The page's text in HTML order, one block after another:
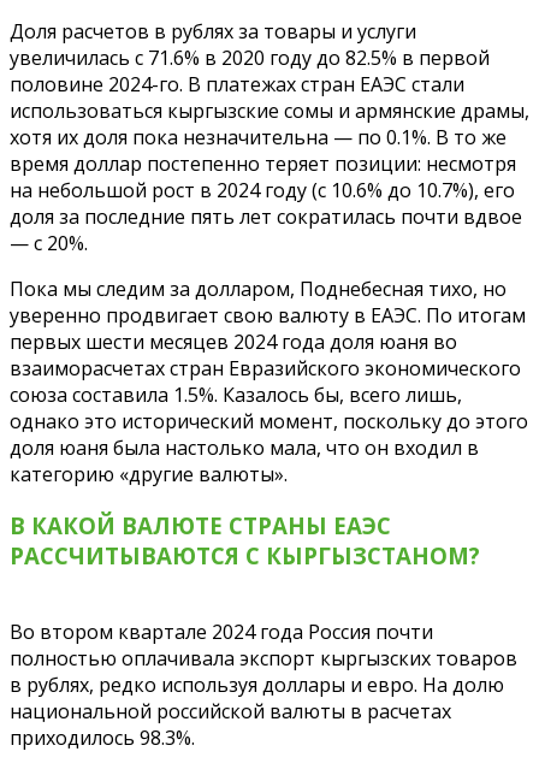
Доля расчетов в рублях за товары и услуги
увеличилась с 71.6% в 2020 году до 82.5% в первой
половине 2024-го. В платежах стран ЕАЭС стали
использоваться кыргызские сомы и армянские драмы,
хотя их доля пока незначительна — по 0.1%. В то же
время доллар постепенно теряет позиции: несмотря
на небольшой рост в 2024 году (с 10.6% до 10.7%), его
доля за последние пять лет сократилась почти вдвое
— с 20%.
Пока мы следим за долларом, Поднебесная тихо, но
уверенно продвигает свою валюту в ЕАЭС. По итогам
первых шести месяцев 2024 года доля юаня во
взаиморасчетах стран Евразийского экономического
союза составила 1.5%. Казалось бы, всего лишь,
однако это исторический момент, поскольку до этого
доля юаня была настолько мала, что он входил в
категорию «‎другие валюты».
В КАКОЙ ВАЛЮТЕ СТРАНЫ ЕАЭС
РАССЧИТЫВАЮТСЯ С КЫРГЫЗСТАНОМ?
Во втором квартале 2024 года Россия почти
полностью оплачивала экспорт кыргызских товаров
в рублях, редко используя доллары и евро. На долю
национальной российской валюты в расчетах
приходилось 98.3%.